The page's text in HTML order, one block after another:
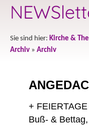
Sie sind hier: Kirche &
Archiv » Archiv
+
Buß- &